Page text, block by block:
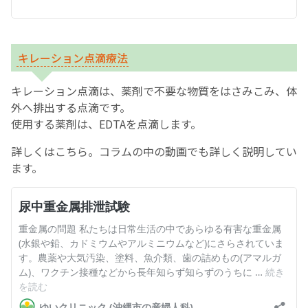
キレーション点滴療法
キレーション点滴は、薬剤で不要な物質をはさみこみ、体
外へ排出する点滴です。
使用する薬剤は、EDTAを点滴します。
詳しくはこちら。コラムの中の動画でも詳しく説明してい
ます。